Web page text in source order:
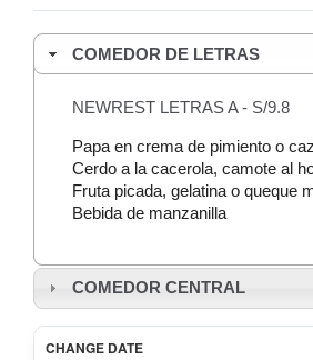
COMEDOR DE LETRAS
NEWREST LETRAS A - S/9.8
Papa en crema de pimiento o
Cerdo a la cacerola, camote al
Fruta picada, gelatina o queque
Bebida de manzanilla
COMEDOR CENTRAL
CHANGE DATE